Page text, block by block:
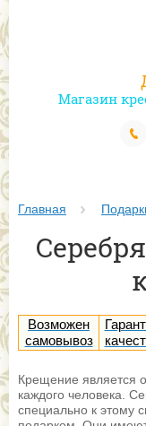
Магазин
Главная
Возможен
самовывоз
Крещение является
каждого человека.
специально к этому